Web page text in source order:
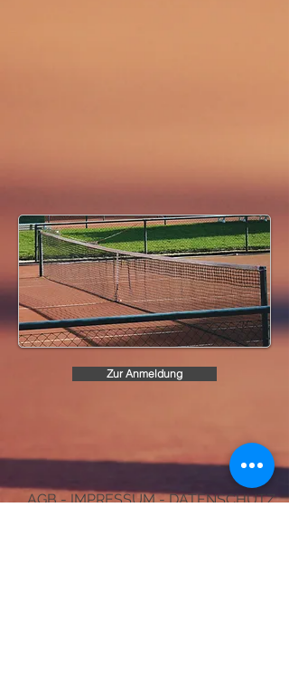
Zur Anmeldung
AGB-IMPRESSUM-DATENSCHUTZ